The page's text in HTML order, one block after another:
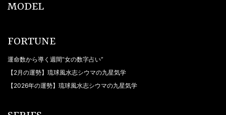
MODEL
FORTUNE
運命数から導く週間“女の数字占い”
【2月の運勢】琉球風水志シウマの九星気学
【2026年の運勢】琉球風水志シウマの九星気学